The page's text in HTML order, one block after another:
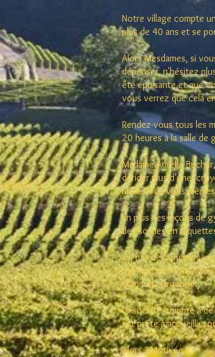
Notre village compte
plus de 40 ans et se
Alors Mesdames, si
dépenser, n'hésitez
été épuisanteet que
vous verrez que cela
Rendez-vous tous les
20 heures à la salle de
Madame Aurélie
dérider plus d’une,
meilleur de vous-
En plus des leçons de
des sorties en
Ici, pas de concours,
gymnastique ! Sauf
stand est organisé.
La société compte à
est prête à accueillir
Alors ? Motivée ?